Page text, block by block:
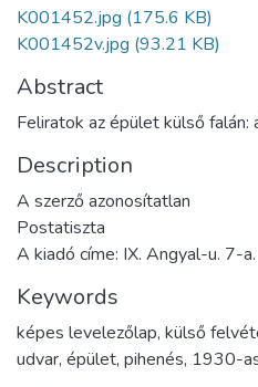
K001452.jpg (175.6 KB)
K001452v.jpg (93.21 KB)
Abstract
Feliratok az épület külső falán:
Description
A szerző azonosítatlan
Postatiszta
A kiadó címe: IX. Angyal-u. 7-a.
Keywords
képes levelezőlap, külső
udvar, épület, pihenés, 1930-